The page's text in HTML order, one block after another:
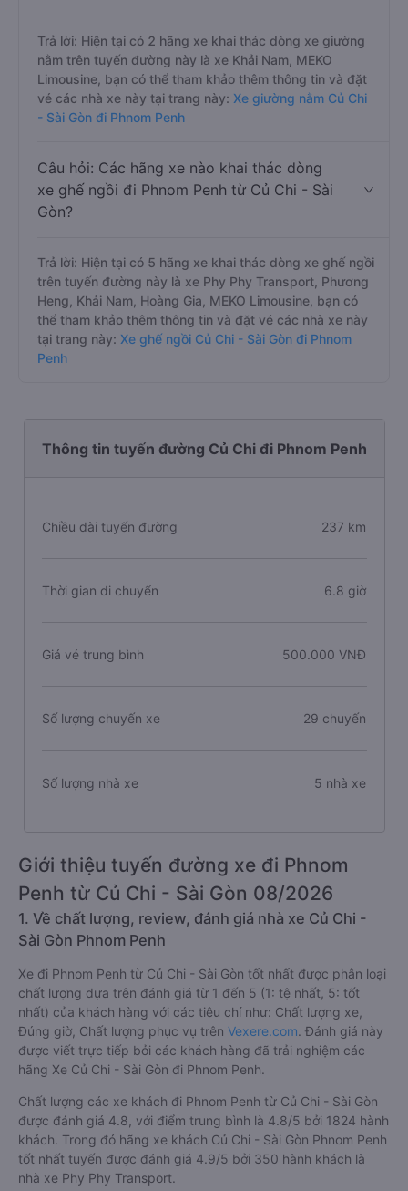
Trả lời: Hiện tại có 2 hãng xe khai thác dòng xe giường
nằm trên tuyến đường này là xe Khải Nam, MEKO
Limousine, bạn có thể tham khảo thêm thông tin và đặt
vé các nhà xe này tại trang này: Xe giường nằm Củ Chi
- Sài Gòn đi Phnom Penh
Câu hỏi: Các hãng xe nào khai thác dòng
xe ghế ngồi đi Phnom Penh từ Củ Chi - Sài
Gòn?
Trả lời: Hiện tại có 5 hãng xe khai thác dòng xe ghế ngồi
trên tuyến đường này là xe Phy Phy Transport, Phương
Heng, Khải Nam, Hoàng Gia, MEKO Limousine, bạn có
thể tham khảo thêm thông tin và đặt vé các nhà xe này
tại trang này: Xe ghế ngồi Củ Chi - Sài Gòn đi Phnom
Penh
Thông tin tuyến đường Củ Chi đi Phnom Penh
Chiều dài tuyến đường 237 km
Thời gian di chuyển 6.8 giờ
Giá vé trung bình 500.000 VNĐ
Số lượng chuyến xe 29 chuyến
Số lượng nhà xe 5 nhà xe
Giới thiệu tuyến đường xe đi Phnom
Penh từ Củ Chi - Sài Gòn 08/2026
1. Về chất lượng, review, đánh giá nhà xe Củ Chi -
Sài Gòn Phnom Penh
Xe đi Phnom Penh từ Củ Chi - Sài Gòn tốt nhất được phân loại
chất lượng dựa trên đánh giá từ 1 đến 5 (1: tệ nhất, 5: tốt
nhất) của khách hàng với các tiêu chí như: Chất lượng xe,
Đúng giờ, Chất lượng phục vụ trên Vexere.com. Đánh giá này
được viết trực tiếp bởi các khách hàng đã trải nghiệm các
hãng Xe Củ Chi - Sài Gòn đi Phnom Penh.
Chất lượng các xe khách đi Phnom Penh từ Củ Chi - Sài Gòn
được đánh giá 4.8, với điểm trung bình là 4.8/5 bởi 1824 hành
khách. Trong đó hãng xe khách Củ Chi - Sài Gòn Phnom Penh
tốt nhất tuyến được đánh giá 4.9/5 bởi 350 hành khách là
nhà xe Phy Phy Transport.